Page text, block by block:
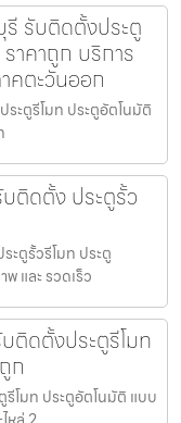
รับติดตั้งประตู
าคาถูก บริการ
คตะวันออก
ะตูรีโมท ประตูอัตโนมัติ
ติดตั้ง ประตูรั้ว
ะตูรั้วรีโมท ประตู
และ รวดเร็ว
ติดตั้งประตูรีโมท
ก
โมท ประตูอัตโนมัติ แบบ